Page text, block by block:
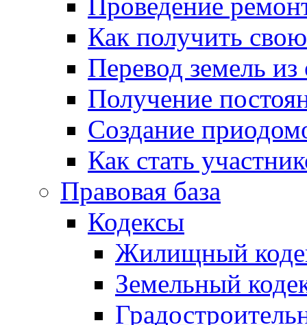
Как получить
Перевод земель
Получение
Создание
Как стать
Правовая база
Кодексы
Жилищный
Земельный